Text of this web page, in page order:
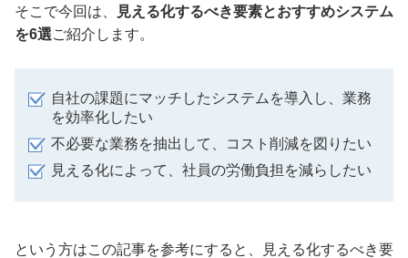
そこで今回は、
見える化するべき要素とおすすめシステム
を6選ご紹介します。
自社の課題にマッチしたシステムを導入し、業務
を効率化したい
不必要な業務を抽出して、コスト削減を図りたい
見える化によって、社員の労働負担を減らしたい
という方はこの記事を参考にすると、見える化するべき要